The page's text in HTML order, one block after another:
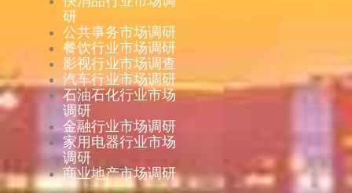
研
公共事务市场调研
餐饮行业市场调研
影视行业市场调查
汽车行业市场调研
石油石化行业市场
调研
金融行业市场调研
家用电器行业市场
调研
商业地产市场调研